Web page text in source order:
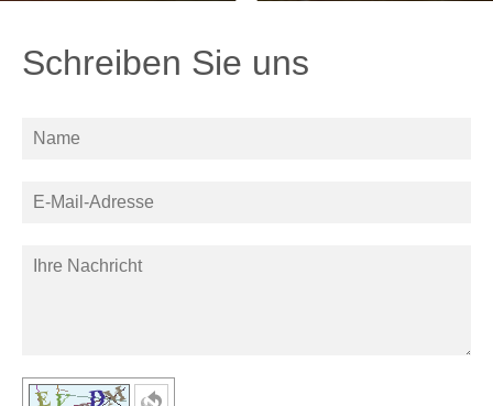
Schreiben Sie uns